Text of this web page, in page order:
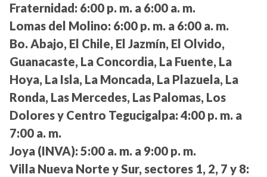
Fraternidad: 6:00 p. m. a 6:00 a. m.
Lomas del Molino: 6:00 p. m. a 6:00 a. m.
Bo. Abajo, El Chile, El Jazmín, El Olvido,
Guanacaste, La Concordia, La Fuente, La
Hoya, La Isla, La Moncada, La Plazuela, La
Ronda, Las Mercedes, Las Palomas, Los
Dolores y Centro Tegucigalpa: 4:00 p. m. a
7:00 a. m.
Joya (INVA): 5:00 a. m. a 9:00 p. m.
Villa Nueva Norte y Sur, sectores 1, 2, 7 y 8: